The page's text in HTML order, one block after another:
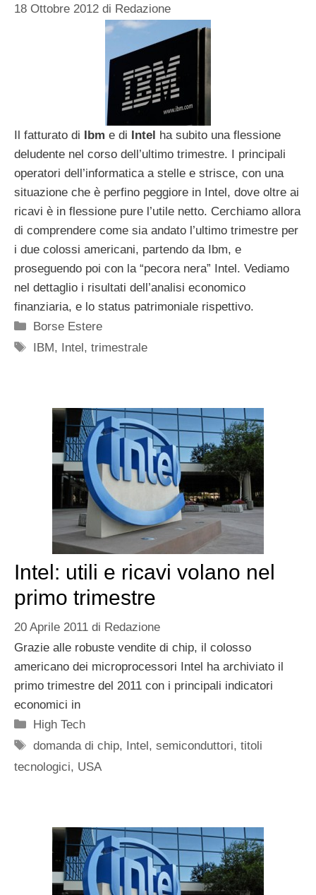
18 Ottobre 2012 di Redazione
Il fatturato di Ibm e di Intel
ha subito una flessione
deludente nel corso dell’ultimo trimestre. I principali
operatori dell’informatica a stelle e strisce, con una
situazione che è perfino peggiore in Intel, dove oltre ai
ricavi è in flessione pure l’utile netto. Cerchiamo allora
di comprendere come sia andato l’ultimo trimestre per
i due colossi americani, partendo da Ibm, e
proseguendo poi con la “pecora nera” Intel. Vediamo
nel dettaglio i risultati dell’analisi economico
finanziaria, e lo status patrimoniale rispettivo.
Categorie
Borse Estere
Tag
IBM, Intel ,trimestrale
Intel: utili e ricavi volano nel
primo trimestre
20 Aprile 2011 di Redazione
Grazie alle robuste vendite di chip, il colosso
americano dei microprocessori Intel ha archiviato il
primo trimestre del 2011 con i principali indicatori
economici in
Categorie
High Tech
Tag
domanda di chip, Intel,semiconduttori,titoli
tecnologici, USA